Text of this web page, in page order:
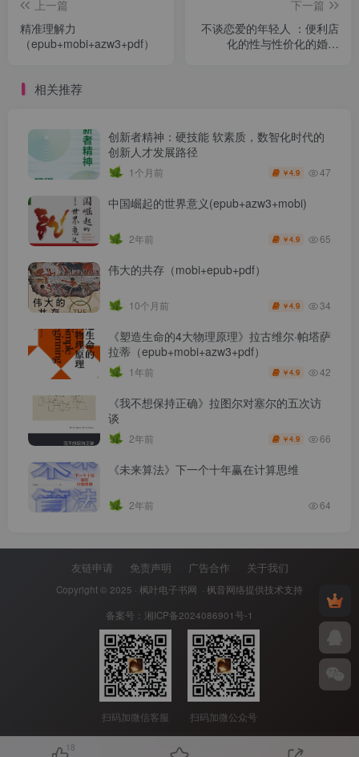
上一篇
精准理解力
（epub+mobi+azw3+pdf）
下一篇
不谈恋爱的年轻人 ：便利店
化的性与性价化的婚姻
相关推荐
创新者精神：硬技能 软素质，数智化时代的
创新人才发展路径
1个月前 ￥4.9 47
中国崛起的世界意义(epub+azw3+mobi)
2年前 ￥4.9 65
伟大的共存（mobi+epub+pdf）
10个月前 ￥4.9 34
《塑造生命的4大物理原理》拉古维尔·帕塔萨
拉蒂（epub+mobi+azw3+pdf）
1年前 ￥4.9 42
《我不想保持正确》拉图尔对塞尔的五次访
谈
2年前 ￥4.9 66
《未来算法》下一个十年赢在计算思维
2年前 64
友链申请 免责声明 广告合作 关于我们
Copyright © 2025 · 枫叶电子书网 · 枫音网络提供技术支持
备案号： 湘ICP备2024086901号-1
扫码加微信客服 扫码加微公众号
18